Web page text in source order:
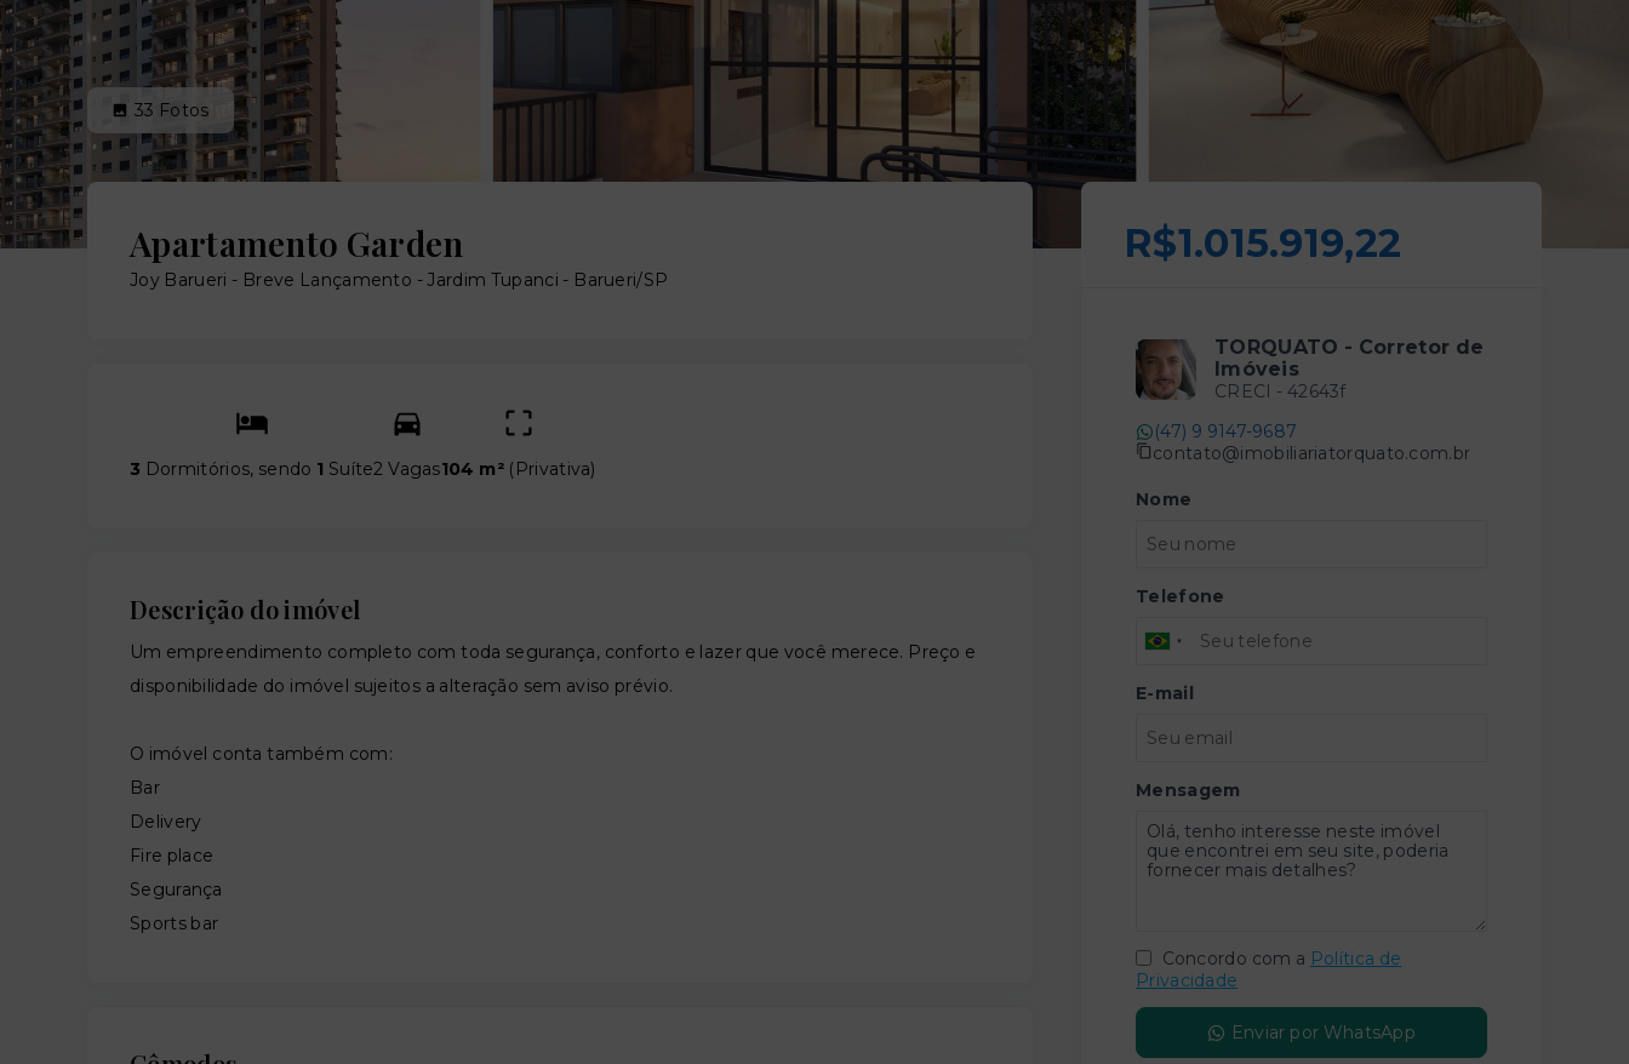
33 Fotos
Apartamento Garden
Joy Barueri - Breve Lançamento -Jardim Tupanci - Barueri/SP
3 Dormitórios, sendo 1 Suíte2 Vagas104 m² ( Privativa)
Descrição do imóvel
Um empreendimento completo com toda segurança, conforto e lazer que você merece. Preço e
disponibilidade do imóvel sujeitos a alteração sem aviso prévio.
O imóvel conta também com:
Bar
Delivery
Fire place
Segurança
Sports bar
R$1.015.919,22
TORQUATO - Corretor de
Imóveis
CRECI - 42643f
(47) 9 9147-9687
contato@imobiliariatorquato.com.br
Nome
Telefone
E-mail
Mensagem
Concordo com a Política de
Privacidade
Enviar por WhatsApp